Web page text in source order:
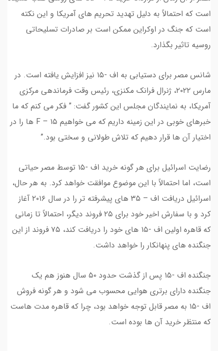
است که احتمالاً به دلیل تهدید تحریم های آمریکا و این نکته
است که جنگ در اوکراین ممکن است بر صادرات تسلیحاتی
روسیه تاثیر بگذارد.
شانس مصر برای دستیابی به اف -۱۵ نیز افزایش یافته است. در
مارس ۲۰۲۲، ژنرال فرانک مکنزی، رئیس وقت فرماندهی مرکزی
آمریکا، به نمایندگان مجلس این کشور گفت: ” فکر می کنم که ما
خبرهای خوبی در این زمینه داریم که می خواهیم F – ۱۵ ها را در
اختیار آن ها قرار دهیم که تلاش طولانی و سختی بود.”
رضایت اسرائیل برای هر گونه خرید اف -۱۵ توسط مصر حیاتی
است، اما احتمالاً با این موضوع موافقت خواهد کرد. به هر حال،
اسرائیل دریافت اف – ۳۵ های پیشرفته تر را در سال ۲۰۱۶ آغاز
کرد و با سفارش اخیر خود برای ۲۵ فروند دیگر، احتمالاً تا زمانی
که قاهره اولین اف -۱۵ های خود را دریافت کند، ۷۵ فروند از این
جنگنده های پنهانکار را خواهد داشت.
جنگنده اف -۱۵ پس از گذشت حدود ۵۰ سال هنوز هم یک
جنگنده دارای برتری هوایی محسوب می شود و هر گونه فروش
اف -۱۵ به مصر قابل توجه خواهد بود، چرا که قاهره مدت هاست
که منتظر خرید آن ها بوده است.